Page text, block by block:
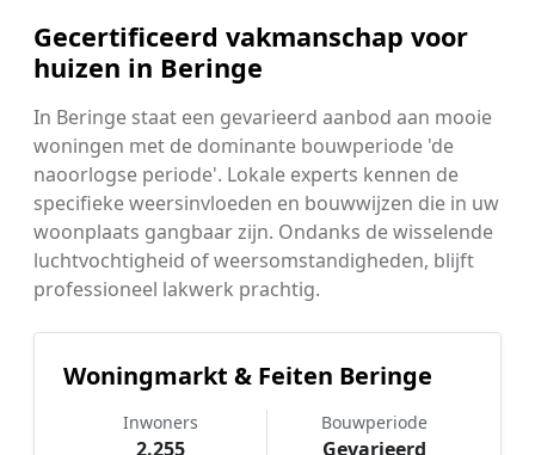
Gecertificeerd vakmanschap voor
huizen in Beringe
In Beringe staat een gevarieerd aanbod aan mooie
woningen met de dominante bouwperiode 'de
naoorlogse periode'. Lokale experts kennen de
specifieke weersinvloeden en bouwwijzen die in uw
woonplaats gangbaar zijn. Ondanks de wisselende
luchtvochtigheid of weersomstandigheden, blijft
professioneel lakwerk prachtig.
Woningmarkt & Feiten Beringe
Inwoners
2.255
Bouwperiode
Gevarieerd